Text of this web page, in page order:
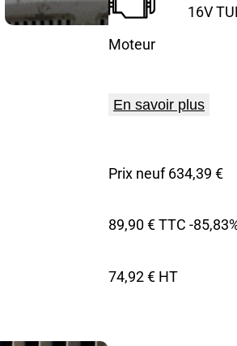
Moteur
16V
En savoir plus
Prix neuf 634,39 €
89,90 € TTC -
74,92 € HT